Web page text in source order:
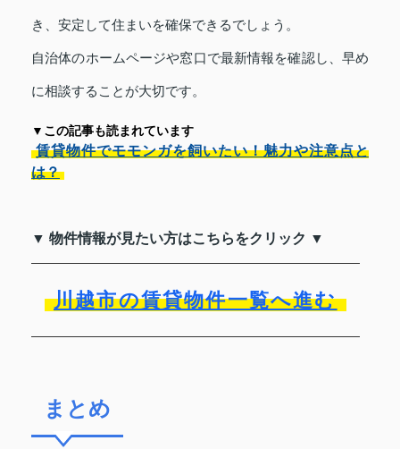
き、安定して住まいを確保できるでしょう。
自治体のホームページや窓口で最新情報を確認し、早め
に相談することが大切です。
▼この記事も読まれています
賃貸物件でモモンガを飼いたい！魅力や注意点と
は？
▼ 物件情報が見たい方はこちらをクリック ▼
川越市の賃貸物件一覧へ進む
まとめ